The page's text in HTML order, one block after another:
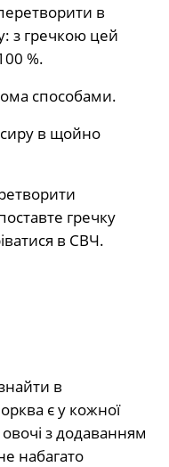
в
з гречкою цей
%.
способами.
в щойно
гречку
в СВЧ.
в
є у кожної
з додаванням
набагато